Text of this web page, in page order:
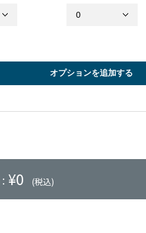
オプションを追加する
¥0 (税込)